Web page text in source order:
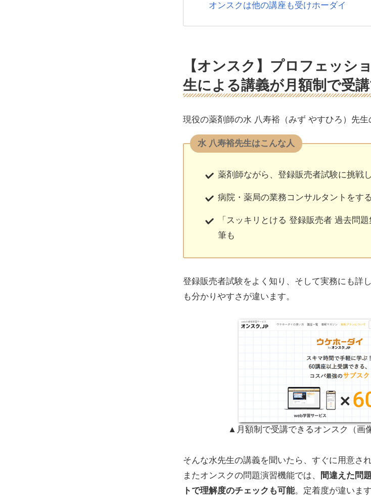
オンスクは他の講座も受けホーダイ
【オンスク】プロフェッシ
生による講義が月額制で受
現役の薬剤師の水 八寿裕（みず やすひろ）先生
水 八寿裕先生はこんな人
薬剤師ながら、登録販売者試験に挑戦
病院・薬局の業務コンサルタントをす
「スッキリとける 登録販売者 過去問
筆も
登録販売者試験をよく知り、そして実務にも詳
も分かりやすさが違います。
▲月額制で受講できるオンスク（画
そんな水先生の講義を聞いたら、すぐに用意さ
またオンスクの問題演習機能では、
間違えた問
トで理解度のチェックも可能。定着度が違います